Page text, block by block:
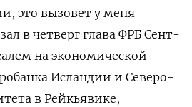
⁠это вызовет у меня
в ‌четверг глава ФРБ Сент-
на ‌экономической
Исландии и Северо-
в Рейкьявике,